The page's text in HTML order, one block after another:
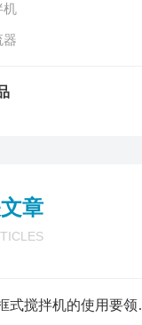
机
器
章
絮凝